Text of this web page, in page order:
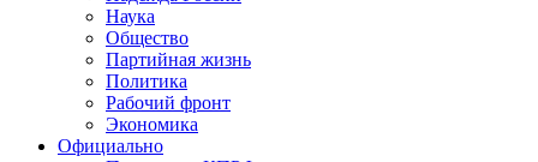
Наука
Общество
Партийная жизнь
Политика
Рабочий фронт
Экономика
Официально